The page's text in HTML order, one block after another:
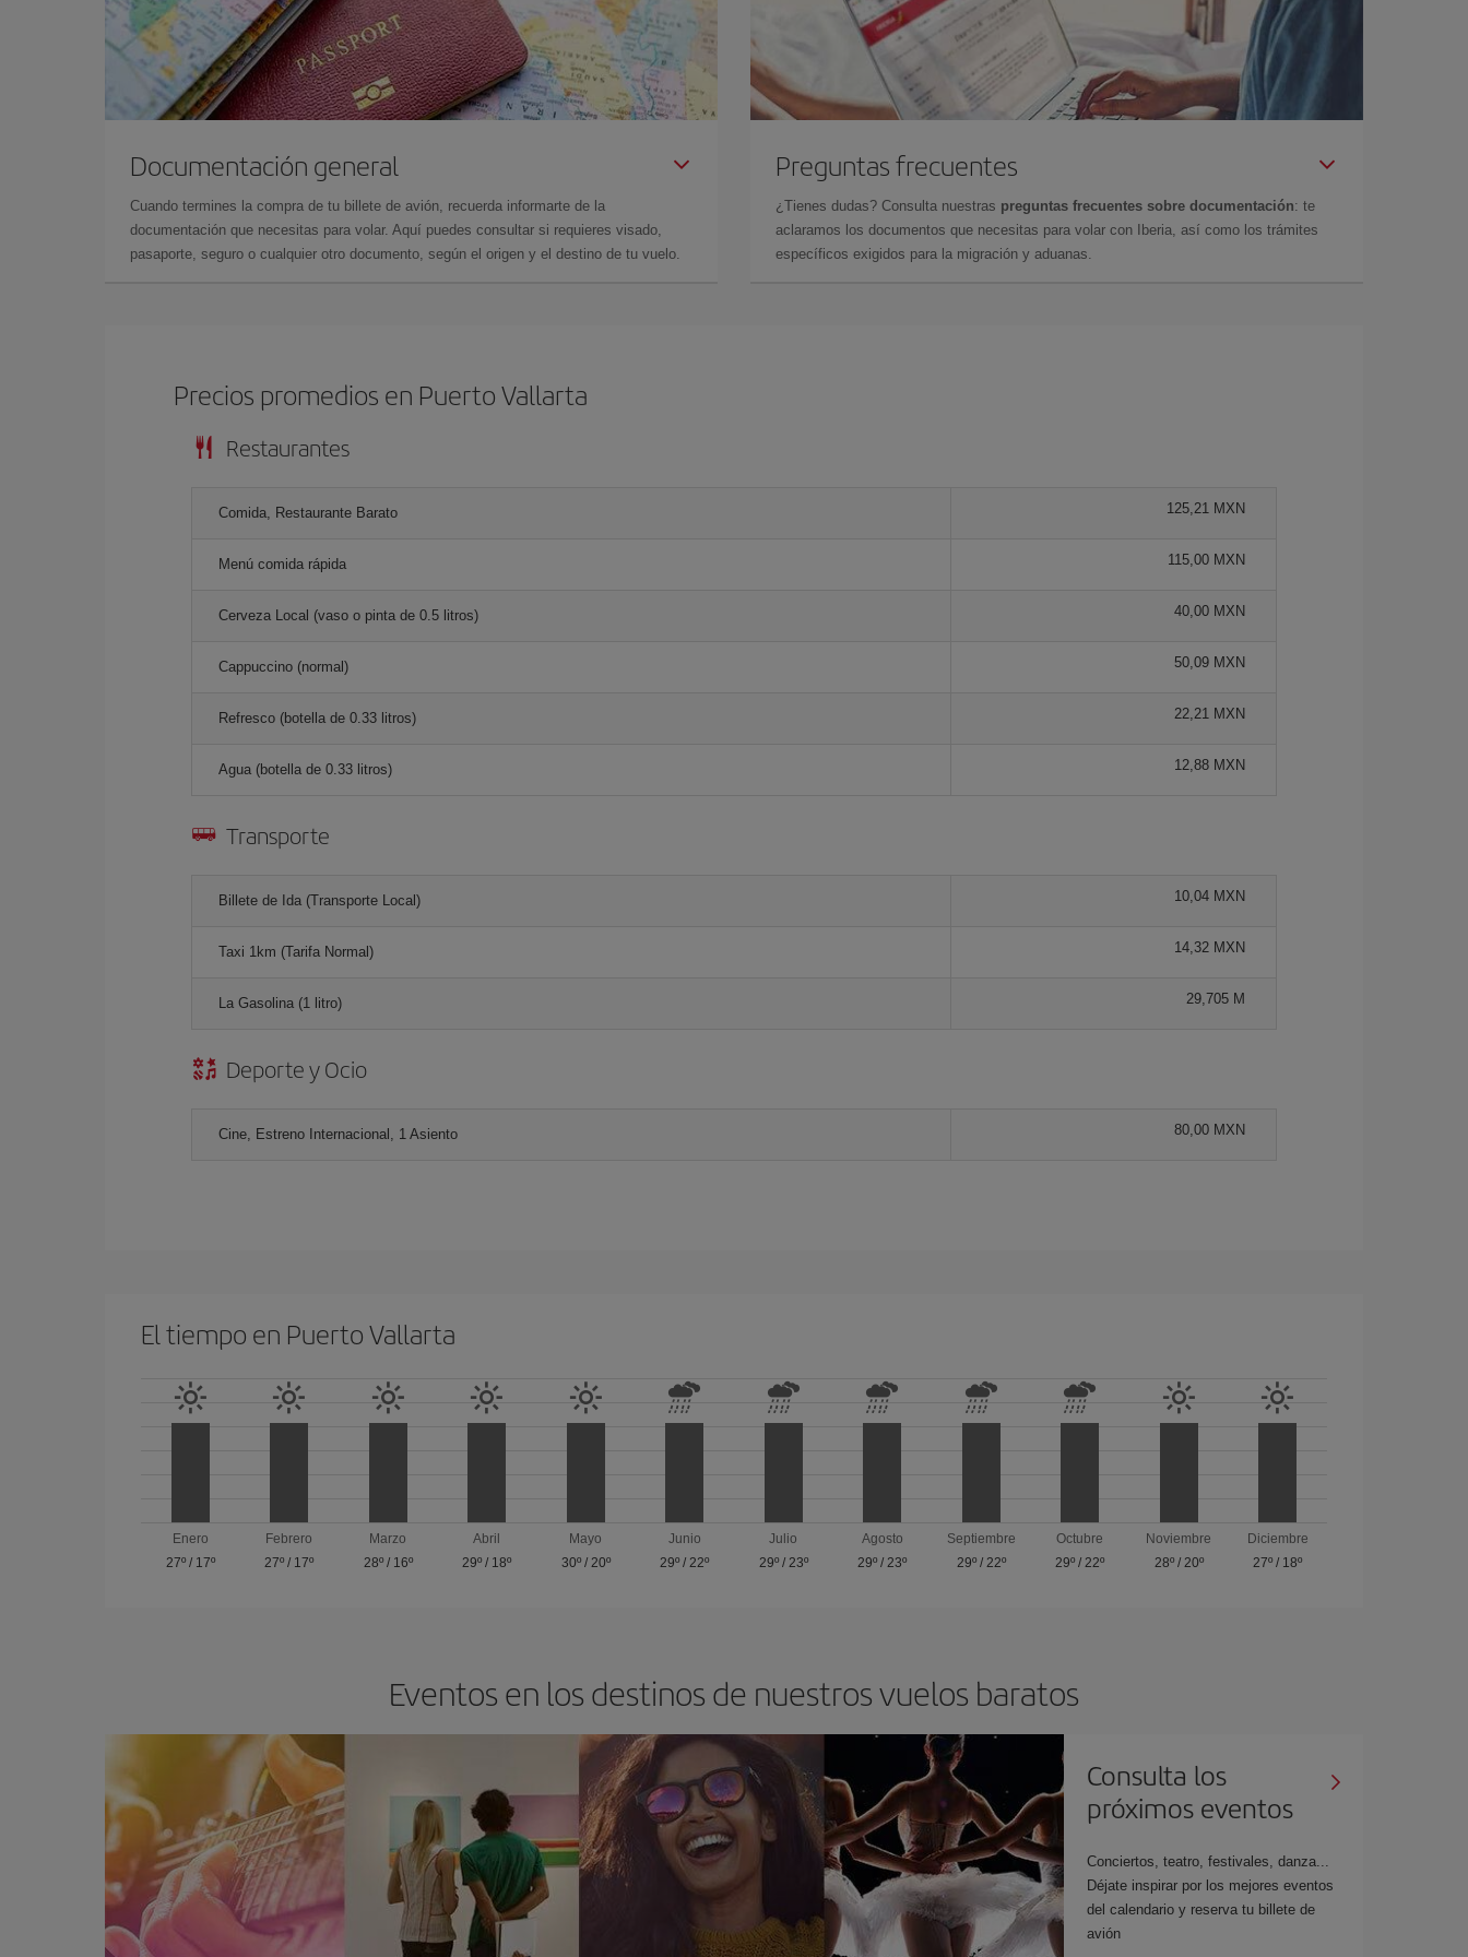
Documentación general
Cuando termines la compra de tu billete de avión, recuerda informarte de la
documentación que necesitas para volar. Aquí puedes consultar si requieres visado,
pasaporte, seguro o cualquier otro documento, según el origen y el destino de tu vuelo.
Preguntas frecuentes
¿Tienes dudas? Consulta nuestras preguntas frecuentes sobre documentación: te
aclaramos los documentos que necesitas para volar con Iberia, así como los trámites
específicos exigidos para la migración y aduanas.
Precios promedios en Puerto Vallarta
Restaurantes
Comida, Restaurante Barato 125,21 MXN
Menú comida rápida 115,00 MXN
Cerveza Local (vaso o pinta de 0.5 litros) 40,00 MXN
Cappuccino (normal) 50,09 MXN
Refresco (botella de 0.33 litros) 22,21 MXN
Agua (botella de 0.33 litros) 12,88 MXN
Transporte
Billete de Ida (Transporte Local) 10,04 MXN
Taxi 1km (Tarifa Normal) 14,32 MXN
La Gasolina (1 litro) 29,705 M
Deporte y Ocio
Cine, Estreno Internacional, 1 Asiento 80,00 MXN
El tiempo en Puerto Vallarta
Enero
27º/ 17º
Febrero
27º / 17º
Marzo
28º/ 16º
Abril
29º / 18º
Mayo
30º/ 20º
Junio
29º / 22º
Julio
29º/ 23º
Agosto
29º / 23º
Septiembre
29º/ 22º
Octubre
29º / 22º
Noviembre
28º/ 20º
Diciembre
27º / 18º
Eventos en los destinos de nuestros vuelos baratos
Consulta los
próximos eventos
Conciertos, teatro, festivales, danza...
Déjate inspirar por los mejores eventos
del calendario y reserva tu billete de
avión